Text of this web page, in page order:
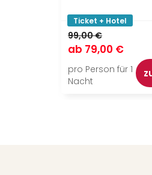
Ticket + Hotel
99,00 €
ab 79,00 €
pro Person für 1
Nacht